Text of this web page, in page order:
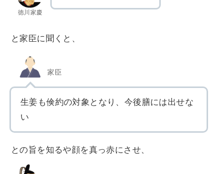
徳川家慶
と家臣に聞くと、
家臣
生姜も倹約の対象となり、今後膳には出せな
い
との旨を知るや顔を真っ赤にさせ、